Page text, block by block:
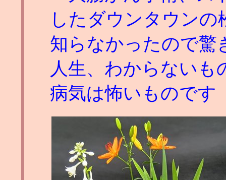
したダウンタウンの
知らなかったので驚
人生、わからないも
病気は怖いものです